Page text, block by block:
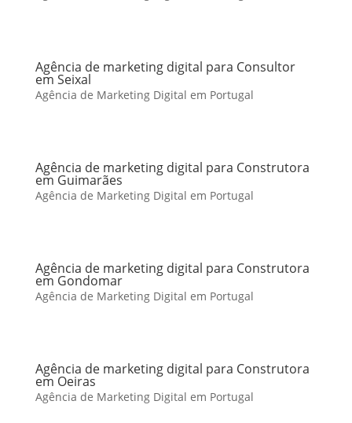
Agência de marketing digital para Consultor
em Seixal
Agência de Marketing Digital em Portugal
Agência de marketing digital para Construtora
em Guimarães
Agência de Marketing Digital em Portugal
Agência de marketing digital para Construtora
em Gondomar
Agência de Marketing Digital em Portugal
Agência de marketing digital para Construtora
em Oeiras
Agência de Marketing Digital em Portugal